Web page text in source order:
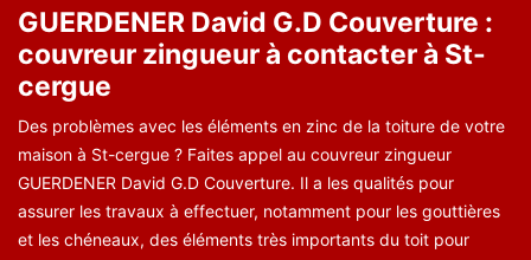
GUERDENER David G.D Couverture :
couvreur zingueur à contacter à St-
cergue
Des problèmes avec les éléments en zinc de la toiture de votre
maison à St-cergue ? Faites appel au couvreur zingueur
GUERDENER David G.D Couverture. Il a les qualités pour
assurer les travaux à effectuer, notamment pour les gouttières
et les chéneaux, des éléments très importants du toit pour